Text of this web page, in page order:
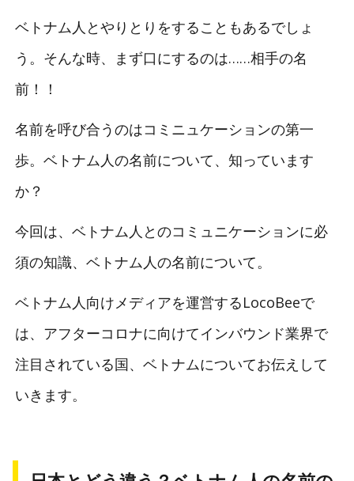
ベトナム人とやりとりをすることもあるでしょ
う。そんな時、まず口にするのは……相手の名
前！！
名前を呼び合うのはコミニュケーションの第一
歩。ベトナム人の名前について、知っています
か？
今回は、ベトナム人とのコミュニケーションに必
須の知識、ベトナム人の名前について。
ベトナム人向けメディアを運営するLocoBeeで
は、アフターコロナに向けてインバウンド業界で
注目されている国、ベトナムについてお伝えして
いきます。